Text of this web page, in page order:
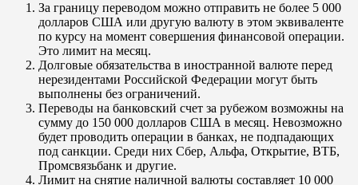
За границу переводом можно отправить не более 5 000
долларов США или другую валюту в этом эквиваленте
по курсу на момент совершения финансовой операции.
Это лимит на месяц.
Долговые обязательства в иностранной валюте перед
нерезидентами Российской Федерации могут быть
выполнены без ограничений.
Переводы на банковский счет за рубежом возможны на
сумму до 150 000 долларов США в месяц. Невозможно
будет проводить операции в банках, не подпадающих
под санкции. Среди них Сбер, Альфа, Открытие, ВТБ,
Промсвязьбанк и другие.
Лимит на снятие наличной валюты составляет 10 000